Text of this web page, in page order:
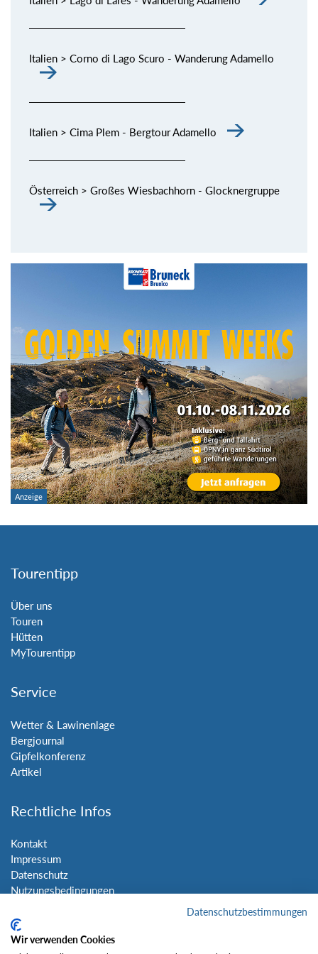
Italien > Corno di Lago Scuro - Wanderung Adamello
Italien > Cima Plem - Bergtour Adamello
Österreich > Großes Wiesbachhorn - Glocknergruppe
Tourentipp
Über uns
Touren
Hütten
MyTourentipp
Service
Wetter & Lawinenlage
Bergjournal
Gipfelkonferenz
Artikel
Rechtliche Infos
Kontakt
Impressum
Datenschutz
Nutzungsbedingungen
Social Media
Datenschutzbestimmungen
Wir verwenden Cookies